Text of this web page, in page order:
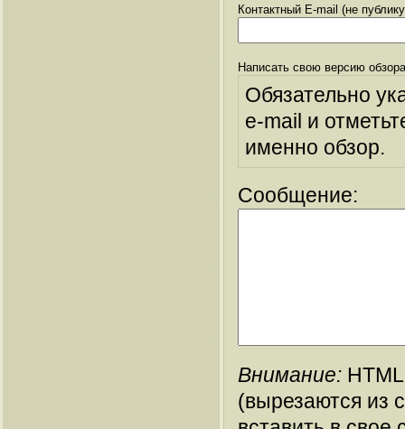
Контактный E-mail (не
Написать свою версию
Обязательно
e-mail и
именно обзор.
Сообщение:
Внимание:
(вырезаются из